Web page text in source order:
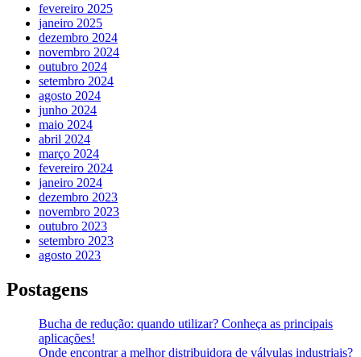
fevereiro 2025
janeiro 2025
dezembro 2024
novembro 2024
outubro 2024
setembro 2024
agosto 2024
junho 2024
maio 2024
abril 2024
março 2024
fevereiro 2024
janeiro 2024
dezembro 2023
novembro 2023
outubro 2023
setembro 2023
agosto 2023
Postagens
Bucha de redução: quando utilizar? Conheça as principais
aplicações!
Onde encontrar a melhor distribuidora de válvulas industriais?